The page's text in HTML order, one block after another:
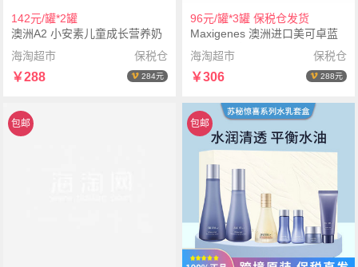
142元/罐*2罐
澳洲A2 小安素儿童成长营养奶
粉750g*2罐
海淘超市 保税仓
￥288 284元
96元/罐*3罐 保税仓发货
Maxigenes 澳洲进口美可卓蓝
胖子成人高钙全脂奶粉 1kg*3罐
海淘超市 保税仓
￥306 288元
包邮 包邮